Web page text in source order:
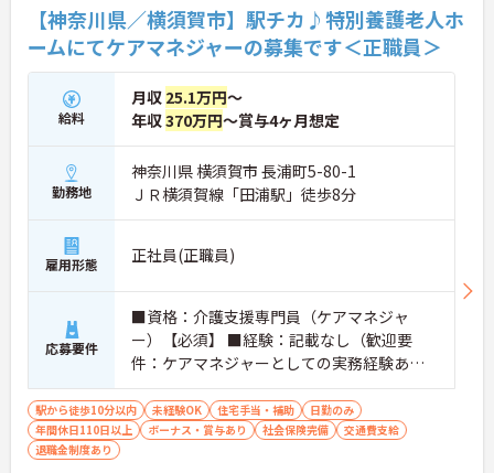
【神奈川県／横須賀市】駅チカ♪特別養護老人ホ
ームにてケアマネジャーの募集です＜正職員＞
給料
月収 25.1万円～
年収370万円～賞与4ヶ月想定
勤務地
神奈川県 横須賀市 長浦町5-80-1
ＪＲ横須賀線「田浦駅」徒歩8分
雇用形態 正社員(正職員)
応募要件
■資格：介護支援専門員（ケアマネジャ
ー）【必須】 ■経験：記載なし（歓迎要
件：ケアマネジャーとしての実務経験あれ
ば尚可） ■普通自動車運転免許：記載なし
★コピー不要★
駅から徒歩10分以内 未経験OK 住宅手当・補助
日勤のみ
年間休日110日以上
ボーナス・賞与あり 社会保険完備
交通費支給
退職金制度あり